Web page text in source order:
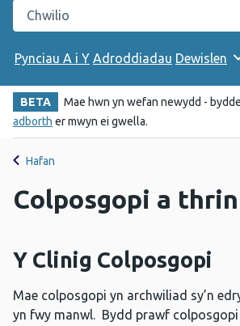
Chwilio gwefan Iechyd Cyhoeddus
Pynciau A i Y Adroddiadau Dewislen
BETA
Mae hwn yn wefan newydd -
adborth er mwyn ei gwella.
Hafan
Colposgopi a
Y Clinig Colposgopi
Mae colposgopi yn archwiliad sy’n
yn fwy manwl. Bydd prawf colposgopi